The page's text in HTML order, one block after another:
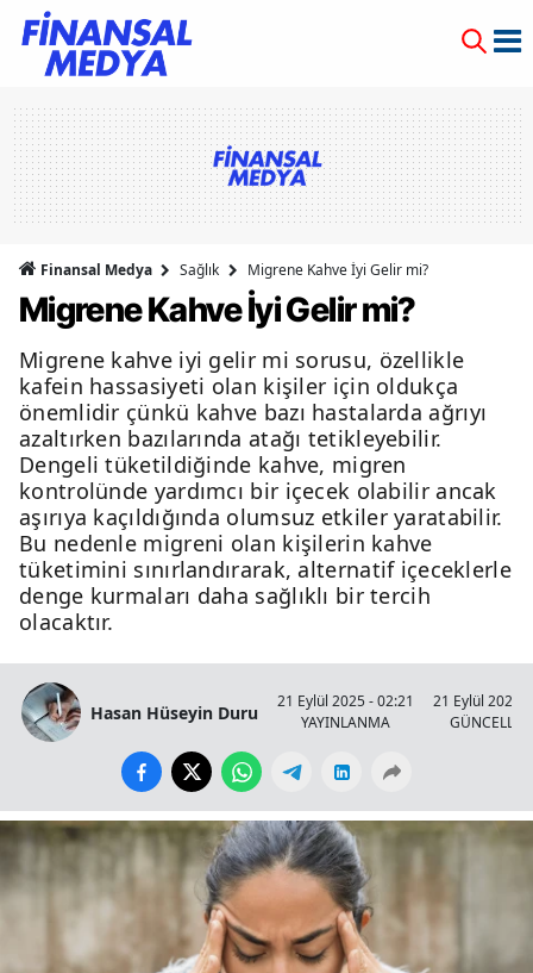
Finansal Medya Sağlık Migrene Kahve İyi Gelir mi?
Migrene Kahve İyi Gelir mi?
Migrene kahve iyi gelir mi sorusu, özellikle
kafein hassasiyeti olan kişiler için oldukça
önemlidir çünkü kahve bazı hastalarda ağrıyı
azaltırken bazılarında atağı tetikleyebilir.
Dengeli tüketildiğinde kahve, migren
kontrolünde yardımcı bir içecek olabilir ancak
aşırıya kaçıldığında olumsuz etkiler yaratabilir.
Bu nedenle migreni olan kişilerin kahve
tüketimini sınırlandırarak, alternatif içeceklerle
denge kurmaları daha sağlıklı bir tercih
olacaktır.
Hasan Hüseyin Duru
21 Eylül 2025 - 02:21
YAYINLANMA
21 Eylül 2025